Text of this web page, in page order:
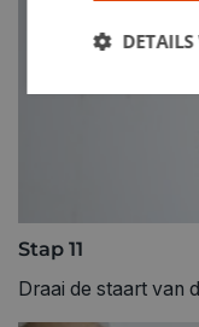
Stap 11
Draai de staart van
DETAILS